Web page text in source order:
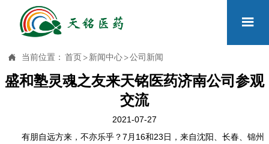

 当前位置： 首页 > 新闻中心 >公司新闻
盛和塾灵魂之友来天铭医药济南公司参观
交流
2021-07-27
有朋自远方来，不亦乐乎？ 7 月 16和 23 日，来自沈阳、长春、锦州